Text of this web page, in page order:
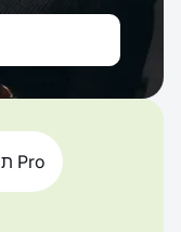
תוכניות Pro